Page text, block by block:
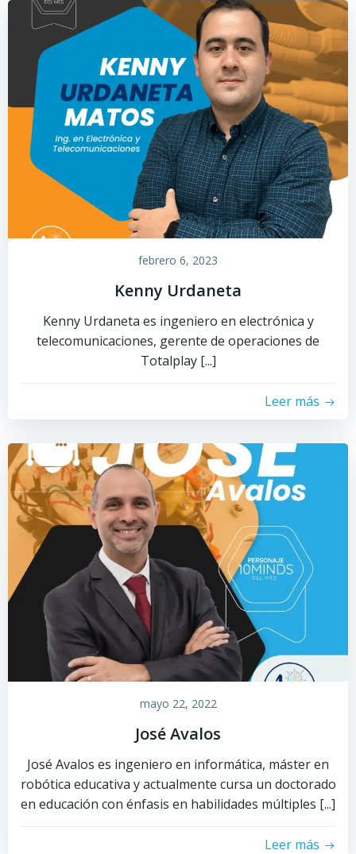
febrero 6, 2023
Kenny Urdaneta
Kenny Urdaneta es ingeniero en electrónica y
telecomunicaciones, gerente de operaciones de
Totalplay [...]
Leer más
mayo 22, 2022
José Avalos
José Avalos es ingeniero en informática, máster en
robótica educativa y actualmente cursa un doctorado
en educación con énfasis en habilidades múltiples [...]
Leer más